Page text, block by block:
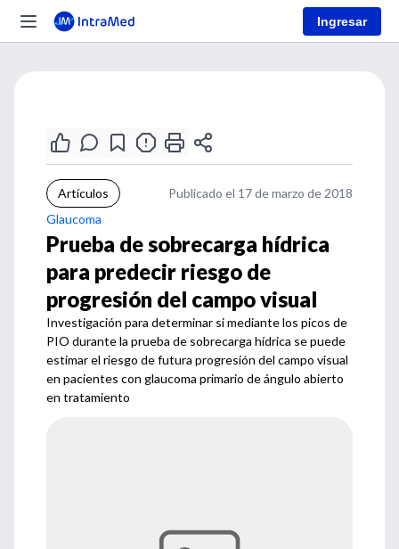
Ingresar
Artículos
Publicado el 17 de marzo de 2018
Glaucoma
Prueba de sobrecarga hídrica
para predecir riesgo de
progresión del campo visual
Investigación para determinar si mediante los picos de
PIO durante la prueba de sobrecarga hídrica se puede
estimar el riesgo de futura progresión del campo visual
en pacientes con glaucoma primario de ángulo abierto
en tratamiento